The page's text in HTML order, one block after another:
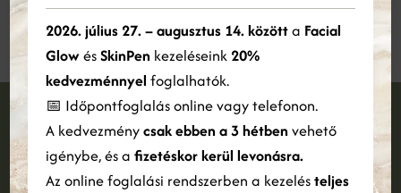
Esztétikai terapeuta
Foglalj időpontot
2026. július 27. – augusztus 14. közötta Facial
GlowésSkinPen kezeléseink 20%
kedvezménnyel foglalhatók.
📅 Időpontfoglalás online vagy telefonon.
A kedvezménycsak ebben a 3 hétben vehető
igénybe, és a fizetéskor kerül levonásra.
Az online foglalási rendszerben a kezelésteljes
Ez a weboldal sütiket használ
Cookie-kat használunk a tartalom, a hirdetések személyre
szabására és a forgalom elemzésére. Webhelyünk Ön általi
használatára vonatkozó információkat megosztjuk hirdetési és
elemző partnereinkkel is, akik egyesíthetik azokat más
információkkal, amelyeket Ön biztosított számukra, vagy
amelyeket a szolgáltatásaik Ön általi használatából gyűjtöttek
össze.
Bővebben